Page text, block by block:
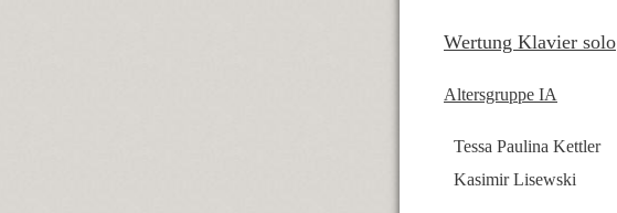
Wertung Klavier solo
Altersgruppe IA
Tessa Paulina Kettler
Kasimir Lisewski